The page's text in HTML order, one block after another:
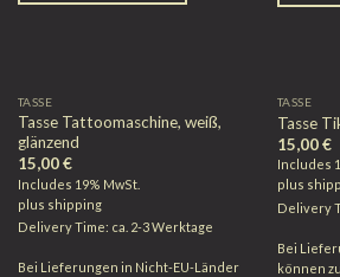
TASSE
Tasse Tattoomaschine, weiß,
glänzend
15,00€
Includes 19% MwSt.
plus shipping
Delivery Time: ca. 2-3 Werktage
Bei Lieferungen in Nicht-EU-Länder
TASSE
Tasse
15,00€
Includes
plus
Delivery
Bei
können